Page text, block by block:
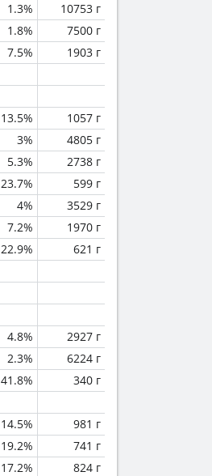
1.3%
10753 г
1.8%
7500 г
7.5%
1903 г
13.5%
1057 г
3%
4805 г
5.3%
2738 г
23.7%
599 г
4%
3529 г
7.2%
1970 г
22.9% 621 г
4.8%
2927 г
2.3%
6224 г
41.8%
340 г
14.5%
981 г
19.2%
741 г
17.2%
824 г